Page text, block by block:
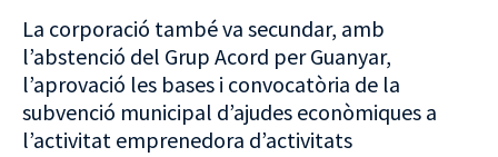
La corporació també va secundar, amb
l’abstenció del Grup Acord per Guanyar,
l’aprovació les bases i convocatòria de la
subvenció municipal d’ajudes econòmiques a
l’activitat emprenedora d’activitats